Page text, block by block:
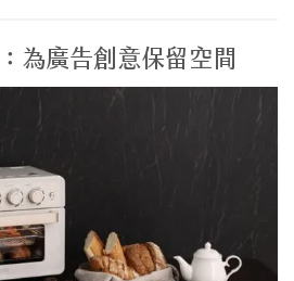
為廣告創意保留空間